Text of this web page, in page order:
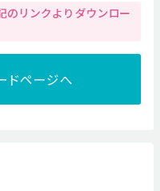
のリンクよりダウンロー
ドページへ